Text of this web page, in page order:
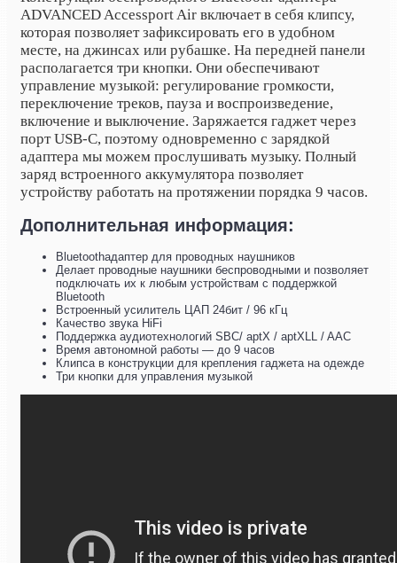
ADVANCED Accessport Air включает в себя клипсу,
которая позволяет зафиксировать его в удобном
месте, на джинсах или рубашке. На передней панели
располагается три кнопки. Они обеспечивают
управление музыкой: регулирование громкости,
переключение треков, пауза и воспроизведение,
включение и выключение. Заряжается гаджет через
порт USB-C, поэтому одновременно с зарядкой
адаптера мы можем прослушивать музыку. Полный
заряд встроенного аккумулятора позволяет
устройству работать на протяжении порядка 9 часов.
Дополнительная информация:
Bluetoothадаптер для проводных наушников
Делает проводные наушники беспроводными и позволяет
подключать их к любым устройствам с поддержкой
Bluetooth
Встроенный усилитель ЦАП 24бит / 96 кГц
Качество звука HiFi
Поддержка аудиотехнологий SBC/ aptX / aptXLL / AAC
Время автономной работы — до 9 часов
Клипса в конструкции для крепления гаджета на одежде
Три кнопки для управления музыкой